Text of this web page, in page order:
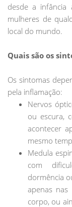
desde a infância
mulheres de
local do mundo.
Quais são os
Os sintomas
pela inflamação:
Nervos
ou escura,
acontecer
mesmo
Medula
com
dormência
apenas
corpo, ou